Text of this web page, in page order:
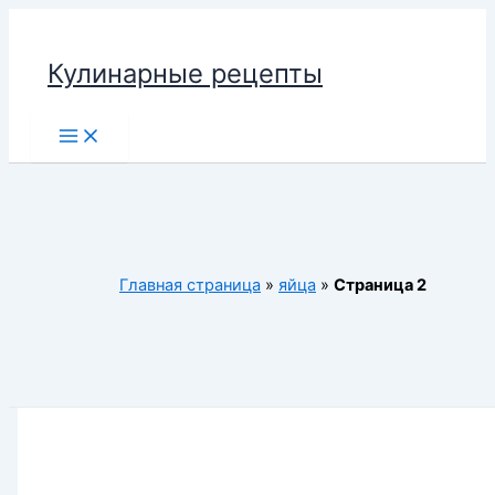
содержимому
Кулинарные рецепты
Main
Menu
Главная страница » яйца » Страница 2